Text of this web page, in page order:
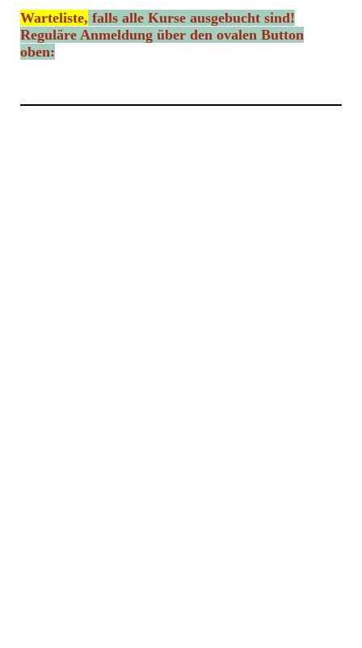
Warteliste, falls alle Kurse ausgebucht sind!
Reguläre Anmeldung über den ovalen Button
oben: